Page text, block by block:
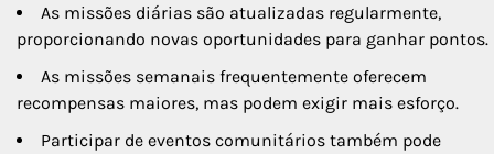
As missões diárias são atualizadas regularmente,
proporcionando novas oportunidades para ganhar pontos.
As missões semanais frequentemente oferecem
recompensas maiores, mas podem exigir mais esforço.
Participar de eventos comunitários também pode